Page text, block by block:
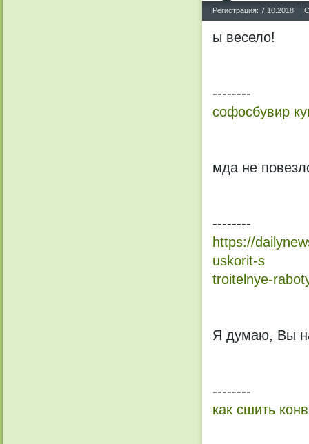
Регистрация: 7.10.2018
ы весело!
--------
софосбувир
мда не
--------
https://
uskorit-s
troitelnye-
Я думаю, Вы
--------
как сшить